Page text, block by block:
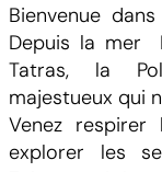
t
é
d
e
T
i
Bienvenue
Depuis la mer
Tatras, la
majestueux qui
Venez
explorer les